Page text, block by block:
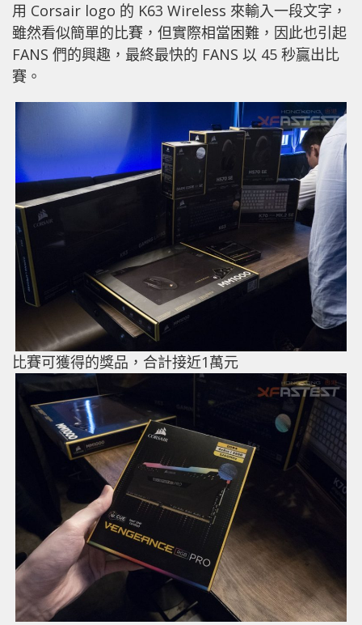
用 Corsair logo 的 K63 Wireless 來輸入一段文字，
雖然看似簡單的比賽，但實際相當困難，因此也引起
FANS 們的興趣，最終最快的 FANS 以 45 秒贏出比
賽。
比賽可獲得的獎品，合計接近1萬元